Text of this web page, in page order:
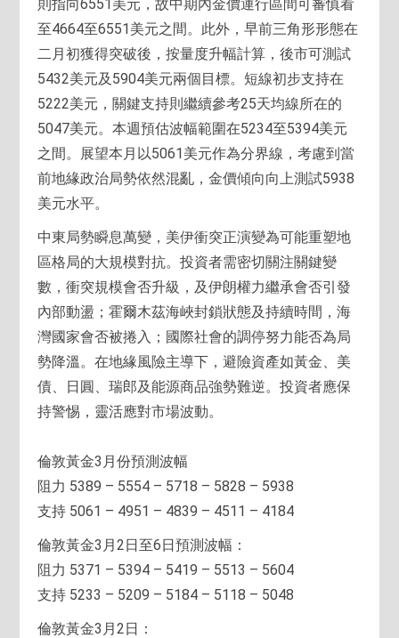
則指向6551美元，故中期內金價運行區間可審慎看
至4664至6551美元之間。此外，早前三角形形態在
二月初獲得突破後，按量度升幅計算，後市可測試
5432美元及5904美元兩個目標。短線初步支持在
5222美元，關鍵支持則繼續參考25天均線所在的
5047美元。本週預估波幅範圍在5234至5394美元
之間。展望本月以5061美元作為分界線，考慮到當
前地緣政治局勢依然混亂，金價傾向向上測試5938
美元水平。
中東局勢瞬息萬變，美伊衝突正演變為可能重塑地
區格局的大規模對抗。投資者需密切關注關鍵變
數，衝突規模會否升級，及伊朗權力繼承會否引發
內部動盪；霍爾木茲海峽封鎖狀態及持續時間，海
灣國家會否被捲入；國際社會的調停努力能否為局
勢降溫。在地緣風險主導下，避險資產如黃金、美
債、日圓、瑞郎及能源商品強勢難逆。投資者應保
持警惕，靈活應對市場波動。
倫敦黃金3月份預測波幅
阻力 5389 – 5554 – 5718 – 5828 – 5938
支持 5061 – 4951 – 4839 – 4511 – 4184
倫敦黃金3月2日至6日預測波幅：
阻力 5371 – 5394 – 5419 – 5513 – 5604
支持 5233 – 5209 – 5184 – 5118 – 5048
倫敦黃金3月2日：